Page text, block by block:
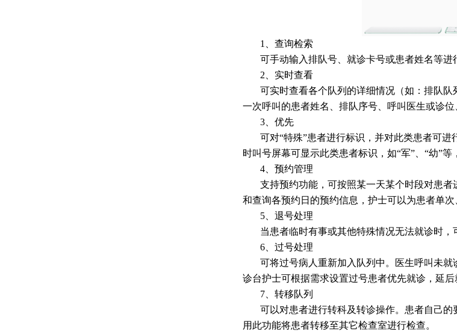
1、查询检索
可手动输入排队号、就诊卡号或患者姓名等进
2、实时查看
可实时查看各个队列的详细情况（如：排队
一次呼叫的患者姓名、排队序号、呼叫医生或诊位
3、优先
可对“特殊”患者进行标识，并对此类患者可
时叫号屏幕可显示此类患者标识，如“军”、“幼”
4、预约管理
支持预约功能，可按照某一天某个时段对患
和查询各预约日的预约信息，护士可以为患者单次
5、退号处理
当患者临时有事或其他特殊情况无法就诊时
6、过号处理
可将过号病人重新加入队列中。医生呼叫未
诊台护士可根据需求设置过号患者优先就诊，延后
7、转移队列
可以对患者进行转科及转诊操作。患者自己
用此功能将患者转移至其它检查室进行检查。